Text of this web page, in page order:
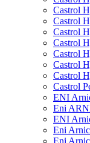
Castrol
Castrol
Castrol
Castrol
Castrol
Castrol
Castrol
Castrol
ENI
Eni
ENI
Eni
Eni